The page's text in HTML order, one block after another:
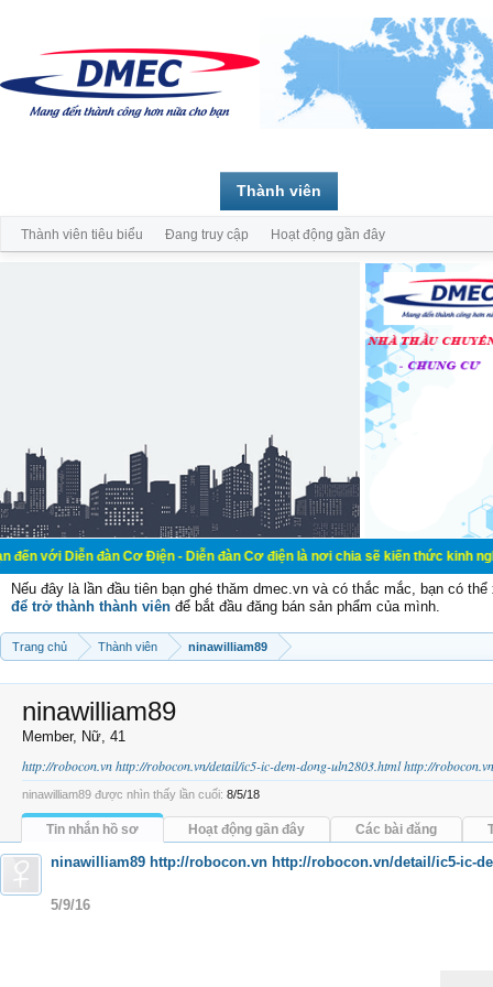
đàn Cơ Điện - Diễn đàn Cơ điện là nơi chia sẽ kiến thức kinh nghiệm
Nếu đây là lần đầu tiên bạn ghé thăm dmec.vn và có thắc mắc, bạn có
để trở thành thành viên để bắt đầu đăng bán sản phẩm của mình.
Trang chủ Thành viên ninawilliam89
ninawilliam89
Member, Nữ, 41
http://robocon.vnhttp://robocon.vn/detail/ic5-ic-dem-dong-uln2803.htmlhttp://
ninawilliam89 được nhìn thấy lần cuối: 8/5/18
Tin nhắn hồ sơ Hoạt động gần đây Các bài đăng
ninawilliam89 http://robocon.vn http://robocon.vn/detail/ic5-ic-
5/9/16
Thành viên
Thành viên tiêu biểu Đang truy cập Hoạt động gần đây